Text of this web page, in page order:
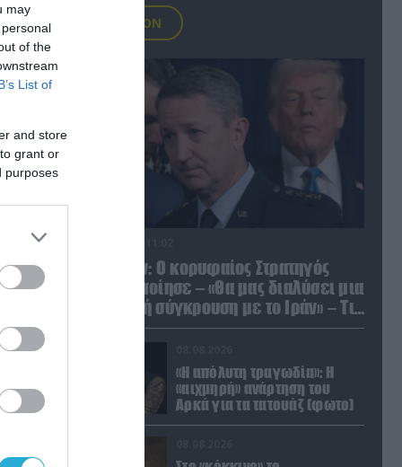
may
of the
List of
and store
grant or
purposes
FOCUS ON
Νταν Κέιν: Ο κορυφαίος Στρατηγός
προειδοποίησε – «Θα μας διαλύσει μια
μετωπική σύγκρουση με το Ιράν» – Τι
«Η απόλυτη τραγωδία»: Η
«αιχμηρή» ανάρτηση του
Αρκά για τα τατουάζ (φωτο)